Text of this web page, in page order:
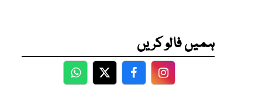
ہمیں فالو کریں
WhatsApp
TwitterFacebookFacebook